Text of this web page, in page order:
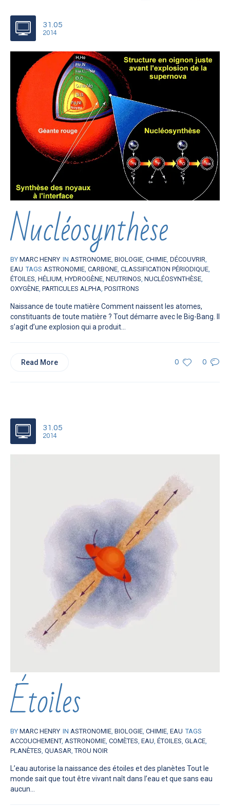
31.05
2014
Nucléosynthèse
BY MARC HENRY IN ASTRONOMIE, BIOLOGIE, CHIMIE, DÉCOUVRIR,
EAU TAGS ASTRONOMIE, CARBONE, CLASSIFICATION PÉRIODIQUE,
ÉTOILES, HÉLIUM, HYDROGÈNE, NEUTRINOS, NUCLÉOSYNTHÈSE,
OXYGÈNE, PARTICULES ALPHA, POSITRONS
Naissance de toute matière Comment naissent les atomes,
constituants de toute matière ? Tout démarre avec le Big-Bang. Il
s’agit d’une explosion qui a produit...
0 0
Read More
31.05
2014
Étoiles
BY MARC HENRY IN ASTRONOMIE, BIOLOGIE, CHIMIE, EAU TAGS
ACCOUCHEMENT, ASTRONOMIE, COMÈTES, EAU, ÉTOILES, GLACE,
PLANÈTES, QUASAR,TROU NOIR
L’eau autorise la naissance des étoiles et des planètes Tout le
monde sait que tout être vivant naît dans l’eau et que sans eau
aucun...